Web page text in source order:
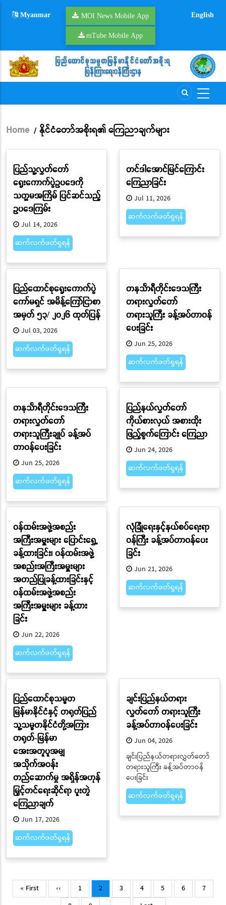
Myanmar MOI News Mobile App
mTube Mobile App
English
Breadcrumb
Home / နိုင်ငံတော်အစိုးရ၏ ကြေညာချက်များ
ပြည်သူ့လွှတ်တော်
ရွေးကောက်ပွဲဥပဒေကို
သတ္တမအကြိမ် ပြင်ဆင်သည့်
ဥပဒေကြမ်း
Jul 14, 2026
ဆက်လက်ဖတ်ရှုရန်
တင်ဒါအောင်မြင်ကြောင်း
ကြေညာခြင်း
Jul 11, 2026
ဆက်လက်ဖတ်ရှုရန်
ပြည်ထောင်စုရွေးကောက်ပွဲ
ကော်မရှင် အမိန့်ကြော်ငြာစာ
အမှတ် ၅၃/ ၂၀၂၆ ထုတ်ပြန်
Jul 03, 2026
ဆက်လက်ဖတ်ရှုရန်
တနင်္သာရီတိုင်းဒေသကြီး
တရားလွှတ်တော်
တရားသူကြီး ခန့်အပ်တာဝန်
ပေးခြင်း
Jun 25, 2026
ဆက်လက်ဖတ်ရှုရန်
တနင်္သာရီတိုင်းဒေသကြီး
တရားလွှတ်တော်
တရားသူကြီးချုပ် ခန့်အပ်
တာဝန်ပေးခြင်း
Jun 25, 2026
ဆက်လက်ဖတ်ရှုရန်
ပြည်နယ်လွှတ်တော်
ကိုယ်စားလှယ် အစားထိုး
ဖြည့်စွက်ကြောင်း ကြေညာ
Jun 24, 2026
ဆက်လက်ဖတ်ရှုရန်
ဝန်ထမ်းအဖွဲ့အစည်း
အကြီးအမှူးများ ပြောင်းရွှေ့
ခန့်ထားခြင်း၊ ဝန်ထမ်းအဖွဲ့
အစည်းအကြီးအမှူးများ
အတည်ပြုခန့်ထားခြင်းနှင့်
ဝန်ထမ်းအဖွဲ့အစည်း
အကြီးအမှူးများ ခန့်ထား
ခြင်း
Jun 22, 2026
ဆက်လက်ဖတ်ရှုရန်
လုံခြုံရေးနှင့်နယ်စပ်ရေးရာ
ဝန်ကြီး ခန့်အပ်တာဝန်ပေး
ခြင်း
Jun 21, 2026
ဆက်လက်ဖတ်ရှုရန်
ပြည်ထောင်စုသမ္မတ
မြန်မာနိုင်ငံနှင့် တရုတ်ပြည်
သူ့သမ္မတနိုင်ငံတို့အကြား
တရုတ်-မြန်မာ
အေးအတူပူအမျှ
အသိုက်အဝန်း
တည်ဆောက်မှု အရှိန်အဟုန်
မြှင့်တင်ရေးဆိုင်ရာ ပူးတွဲ
ကြေညာချက်
Jun 17, 2026
ဆက်လက်ဖတ်ရှုရန်
ချင်းပြည်နယ်တရား
လွှတ်တော် တရားသူကြီး
ခန့်အပ်တာဝန်ပေးခြင်း
Jun 04, 2026
ချင်းပြည်နယ်တရားလွှတ်တော်
တရားသူကြီး ခန့်အပ်တာဝန်
ပေးခြင်း
ဆက်လက်ဖတ်ရှုရန်
Pagination
First
page
« First
Previous
page
‹‹ Page
1
Current
page
2 Page
3 Page
4 Page
5 Page
6 Page
7